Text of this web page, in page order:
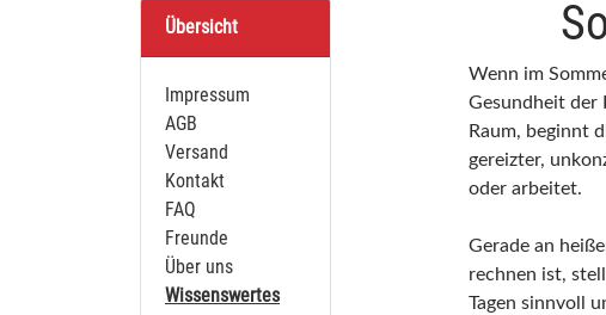
Übersicht
Impressum
AGB
Versand
Kontakt
FAQ
Freunde
Über uns
Wissenswertes
Wenn im
Gesundheit der
Raum, beginnt
gereizter,
oder arbeitet.
Gerade an
rechnen ist,
Tagen sinnvoll